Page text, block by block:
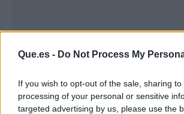
Que.es - Do Not Process My
If you wish to opt-out of the sale, sharing
processing of your personal or sensitive
targeted advertising by us, please use the